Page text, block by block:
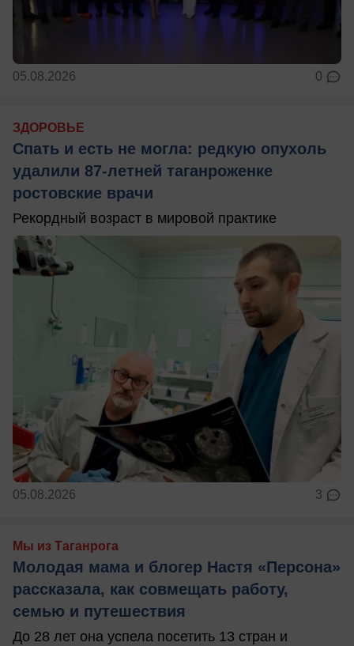
05.08.2026 0
ЗДОРОВЬЕ
Спать и есть не могла: редкую опухоль
удалили 87-летней таганроженке
ростовские врачи
Рекордный возраст в мировой практике
05.08.2026 3
Мы из Таганрога
Молодая мама и блогер Настя «Персона»
рассказала, как совмещать работу,
семью и путешествия
До 28 лет она успела посетить 13 стран и